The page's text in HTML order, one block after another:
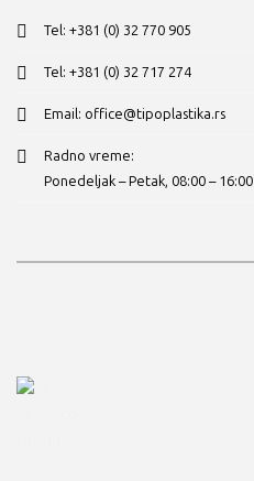
Tel: +381 (0) 32 770 905
Tel: +381 (0) 32 717 274
Email: office@tipoplastika.rs
Radno vreme:
Ponedeljak – Petak, 08:00 – 16:00